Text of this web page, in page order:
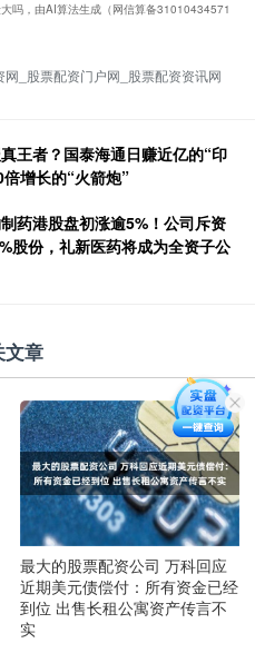
吗，由AI算法生成（网信算备31010434571
_股票配资门户网_股票配资资讯网
王者？国泰海通日赚近亿的“印
增长的“火箭炮”
药港股盘初涨逾5%！公司斥资
股份，礼新医药将成为全资子公
文章
最大的股票配资公司 万科回应
近期美元债偿付：所有资金已经
到位 出售长租公寓资产传言不
实